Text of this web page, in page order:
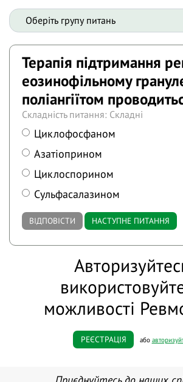
Терапія підтримання
еозинофільному
поліангіїтом
Складність питання: Складні
Циклофосфаном
Азатіоприном
Циклоспорином
Сульфасалазином
ВІДПОВІСТИ НАСТУПНЕ ПИТАННЯ
можливості
РЕЄСТРАЦІЯ або